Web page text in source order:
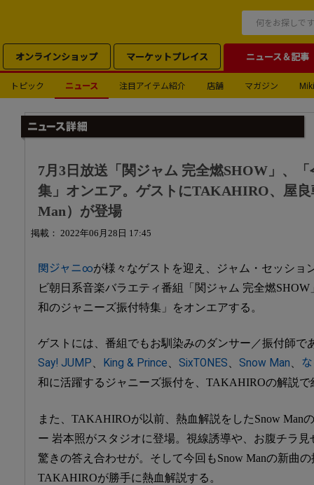
オンラインショップ マーケットプレイス ニュース＆記事
トピック ニュース 注目アイテム紹介 店舗 マガジン
7月3日放送「関ジャム 完全燃SHOW」、
集」オンエア。ゲストにTAKAHIRO、屋良
Man）が登場
掲載： 2022年06月28日 17:45
関ジャニ∞が様々なゲストを迎え、ジャム・セッショ
ビ朝日系音楽バラエティ番組「関ジャム 完全燃
和のジャニーズ振付特集」をオンエアする。
ゲストには、番組でもお馴染みのダンサー／振付師で
Say! JUMP King & Prince SixTONES Snow Man
和に活躍するジャニーズ振付を、TAKAHIROの解説で
また、TAKAHIROが以前、熱血解説をしたSnow Man
ー 岩本照がスタジオに登場。視線誘導や、お腹チラ
驚きの答え合わせが。そして今回もSnow Manの新曲
TAKAHIROが勝手に熱血解説する。